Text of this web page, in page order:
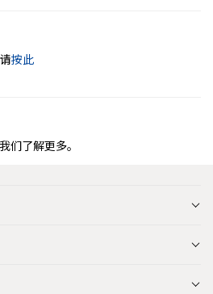
按此
们了解更多。